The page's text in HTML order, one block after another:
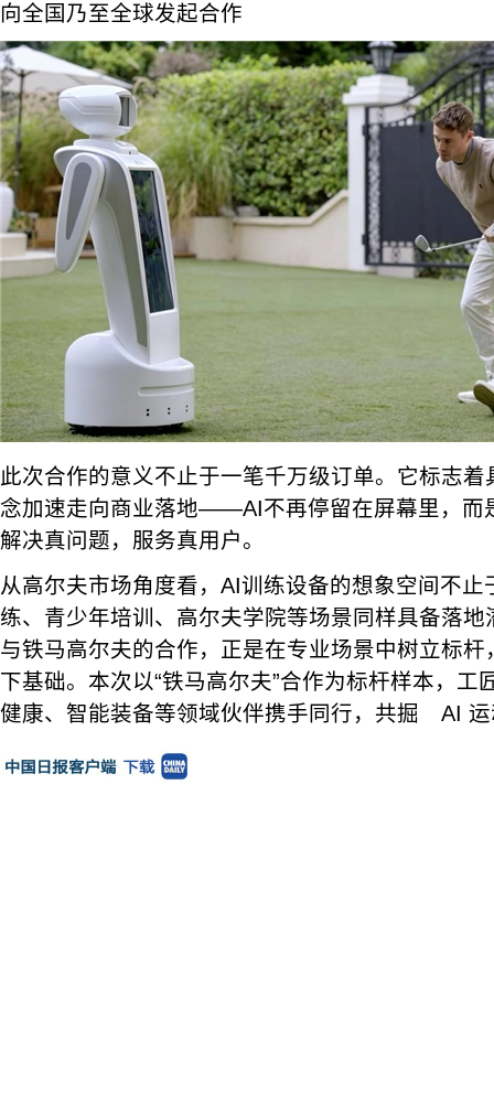
向全国乃至全球发起合作
此次合作的意义不止于一笔千万级订单。它标志
念加速走向商业落地——AI不再停留在屏幕里，而
解决真问题，服务真用户。
从高尔夫市场角度看，AI训练设备的想象空间不止
练、青少年培训、高尔夫学院等场景同样具备落
与铁马高尔夫的合作，正是在专业场景中树立标
下基础。本次以“铁马高尔夫”合作为标杆样本，工
健康、智能装备等领域伙伴携手同行，共掘 AI